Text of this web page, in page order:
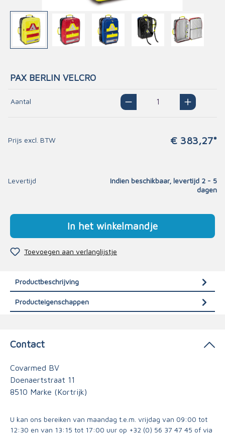
PAX BERLIN VELCRO
Aantal
Prijs excl. BTW € 383,27*
Levertijd
Indien beschikbaar, levertijd 2 - 5
dagen
In het winkelmandje
Toevoegen aan verlanglijstje
Productbeschrijving
Producteigenschappen
Contact
Covarmed BV
Doenaertstraat 11
8510 Marke (Kortrijk)
U kan ons bereiken van maandag t.e.m. vrijdag van 09:00 tot
12:30 en van 13:15 tot 17:00 uur op +32 (0) 56 37 47 45 of via